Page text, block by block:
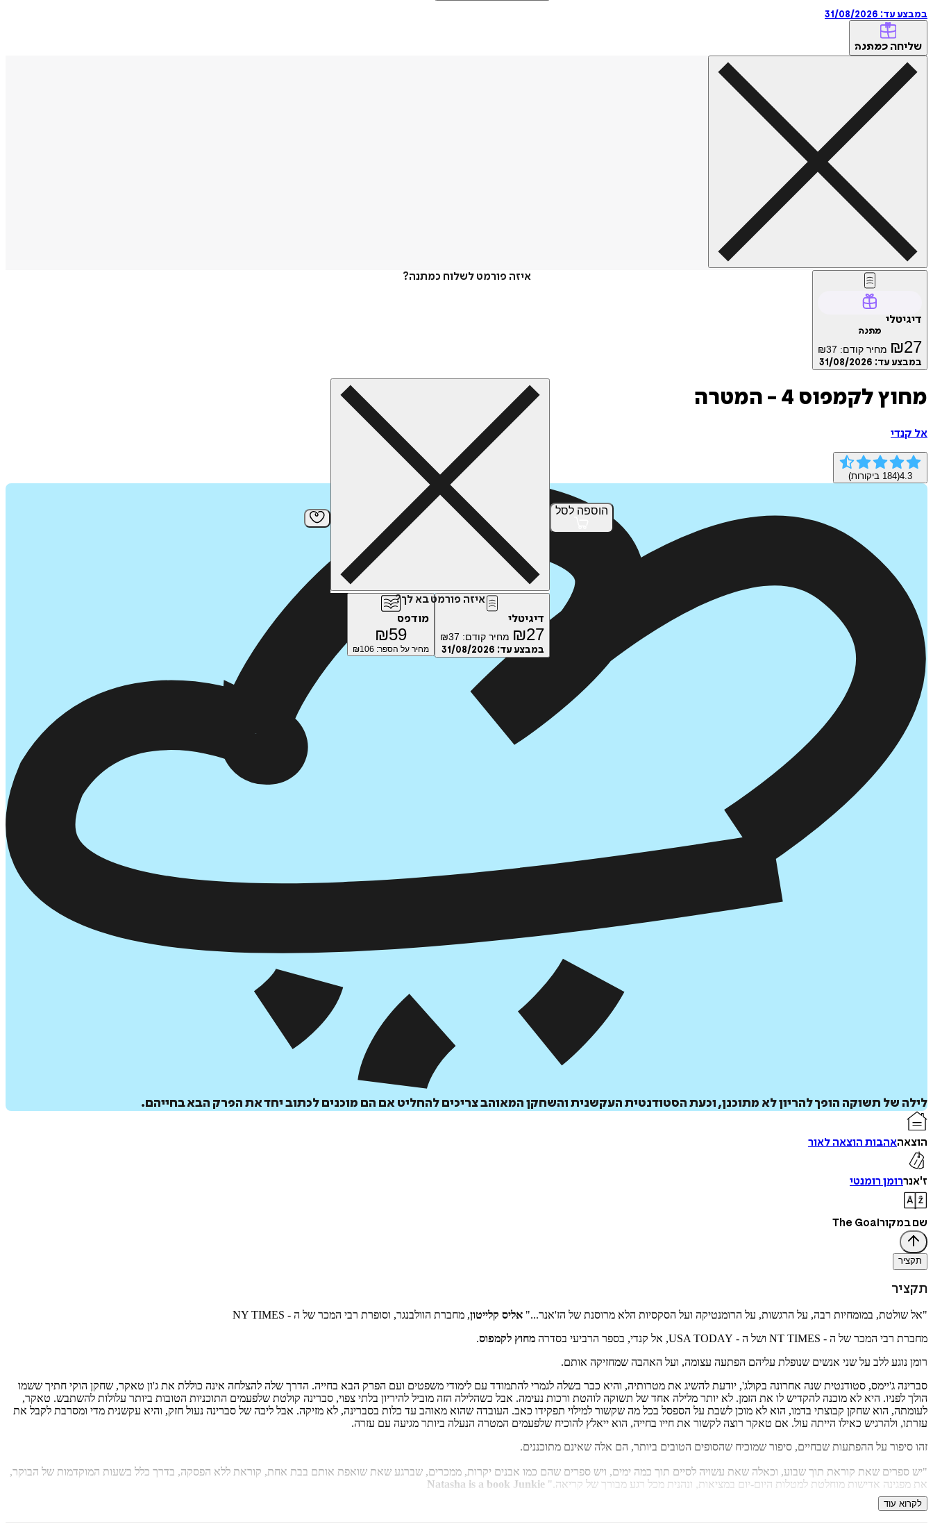
במבצע עד: 31/08/2026
שליחה כמתנה
איזה פורמט לשלוח כמתנה?
דיגיטלי
מתנה
₪27 מחיר קודם: ₪37
במבצע עד: 31/08/2026
הוספה לסל
איזה פורמט בא לך?
דיגיטלי
₪27 מחיר קודם: ₪37
במבצע עד: 31/08/2026
מודפס
₪59
מחיר על הספר: ₪ 106
מחוץ לקמפוס 4 - המטרה
אל קנדי
4.3
(
184 ביקורות)
לילה של תשוקה הופך להריון לא מתוכנן, וכעת הסטודנטית העקשנית והשחקן המאוהב צריכים להחליט אם הם מוכנים לכתוב יחד את הפרק הבא בחייהם.
הוצאהאהבות הוצאה לאור
ז'אנררומן רומנטי
שם במקורThe Goal
תקציר
תקציר
"אל שולטת, במומחיות רבה, על הרגשות, על הרומנטיקה ועל הסקסיות הלא מרוסנת של הז'אנר..." אליס קלייטון, מחברת הוולבנגר, וסופרת רבי המכר של ה - NY TIMES
מחברת רבי המכר של ה - NT TIMES ושל ה - USA TODAY, אל קנדי, בספר הרביעי בסדרה
מחוץ לקמפוס.
רומן נוגע ללב על שני אנשים שנופלת עליהם הפתעה עצומה, ועל האהבה שמחזיקה אותם.
סברינה ג'יימס, סטודנטית שנה אחרונה בקולג', יודעת להשיג את מטרותיה, והיא כבר בשלה לגמרי להתמודד עם לימודי משפטים ועם הפרק הבא בחייה. הדרך שלה להצלחה אינה כוללת את ג'ון טאקר, שחקן הוקי חתיך ששמו
הולך לפניו. היא לא מוכנה להקדיש לו את הזמן. לא יותר מלילה אחד של תשוקה לוהטת ורכות נעימה. אבל כשהלילה הזה מוביל להיריון בלתי צפוי, סברינה קולטת שלפעמים התוכניות הטובות ביותר עלולות להשתבש. טאקר,
לעומתה, הוא שחקן קבוצתי בדמו, הוא לא מוכן לשבת על הספסל בכל מה שקשור למילוי תפקידו כאב. העובדה שהוא מאוהב עד כלות בסברינה, לא מזיקה. אבל ליבה של סברינה נעול חזק, והיא עקשנית מדי ומסרבת לקבל את
עזרתו, ולהרגיש כאילו הייתה עול. אם טאקר רוצה לקשור את חייו בחייה, הוא ייאלץ להוכיח שלפעמים המטרה הנעלה ביותר מגיעה עם עזרה.
זהו סיפור על ההפתעות שבחיים, סיפור שמוכיח שהסופים הטובים ביותר, הם אלה שאינם מתוכננים.
"יש ספרים שאת קוראת תוך שבוע, וכאלה שאת עשויה לסיים תוך כמה ימים, ויש ספרים שהם כמו אבנים יקרות, ממכרים, שברגע שאת שואפת אותם בבת אחת, קוראת ללא הפסקה, בדרך כלל בשעות המוקדמות של הבוקר,
את מפגינה אדישות מוחלטת למטלות היום-יום במציאות, ונהנית מכל רגע מבורך של קריאה." Natasha is a book Junkie
לקרוא עוד